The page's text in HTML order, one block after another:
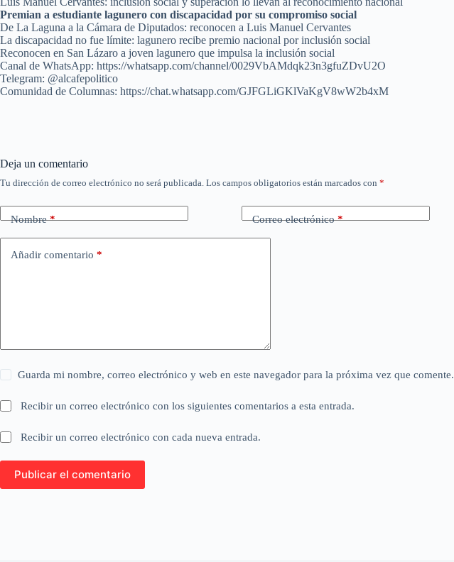
Premian a estudiante lagunero con discapacidad por su compromiso social
De La Laguna a la Cámara de Diputados: reconocen a Luis Manuel Cervantes
La discapacidad no fue límite: lagunero recibe premio nacional por inclusión social
Reconocen en San Lázaro a joven lagunero que impulsa la inclusión social
Canal de WhatsApp: https://whatsapp.com/channel/0029VbAMdqk23n3gfuZDvU2O⁠
Telegram: @alcafepolitico
Comunidad de Columnas: https://chat.whatsapp.com/GJFGLiGKlVaKgV8wW2b4xM
Deja un comentario
Tu dirección de correo electrónico no será publicada. Los campos obligatorios están marcados con *
Nombre* Correo electrónico*
Añadir comentario *
Guarda mi nombre, correo electrónico y web en este navegador para la próxima vez que comente.
Recibir un correo electrónico con los siguientes comentarios a esta entrada.
Recibir un correo electrónico con cada nueva entrada.
Publicar el comentario